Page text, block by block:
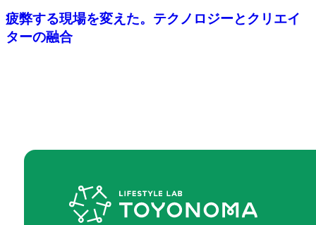
疲弊する現場を変えた。テクノロジーとクリエイ
ターの融合